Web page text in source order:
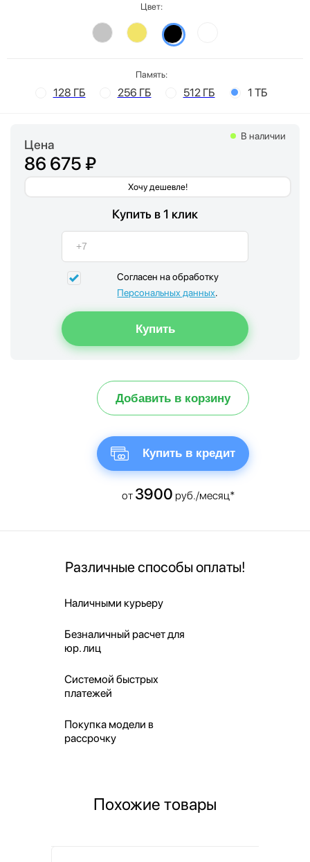
Цвет:
Память:
128 ГБ 256 ГБ 512 ГБ 1 ТБ
Цена
86 675 ₽
Хочу дешевле!
В наличии
Купить в 1 клик
Согласен на обработку
Персональных данных.
Добавить в корзину
Купить в кредит
от 3900 руб./месяц*
Различные способы оплаты!
Наличными курьеру
Безналичный расчет для
юр. лиц
Системой быстрых
платежей
Покупка модели в
рассрочку
Похожие товары